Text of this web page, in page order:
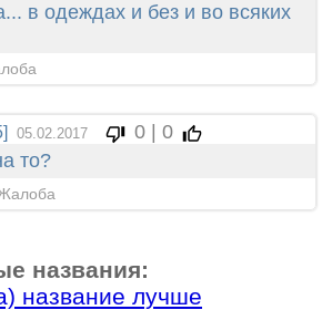
в одеждах и без и во всяких
05.02.2017
0 | 0
то?
названия:
название лучше